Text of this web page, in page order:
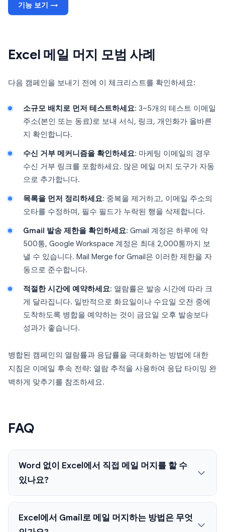
기능 보기 →
Excel 메일 머지 모범 사례
다음 캠페인을 보내기 전에 이 체크리스트를 확인하세요:
소규모 배치로 먼저 테스트하세요: 3~5개의 테스트 이메일
주소(본인 또는 동료)로 보내 서식, 링크, 개인화가 올바른
지 확인합니다.
수신 거부 메커니즘을 확인하세요: 마케팅 이메일의 경우
수신 거부 링크를 포함하세요. 많은 메일 머지 도구가 자동
으로 추가합니다.
목록을 먼저 정리하세요: 중복을 제거하고, 이메일 주소의
오타를 수정하며, 필수 필드가 누락된 행을 삭제합니다.
Gmail 발송 제한을 확인하세요: Gmail 계정은 하루에 약
500통, Google Workspace 계정은 최대 2,000통까지 보
낼 수 있습니다. Mail Merge for Gmail은 이러한 제한을 자
동으로 준수합니다.
적절한 시간에 예약하세요: 열람률은 발송 시간에 따라 크
게 달라집니다. 일반적으로 화요일이나 수요일 오전 중에
도착하도록 병합을 예약하는 것이 금요일 오후 발송보다
성과가 좋습니다.
병합된 캠페인의 열람률과 응답률을 극대화하는 방법에 대한
지침은 이메일 후속 전략: 열람 추적을 사용하여 응답 타이밍 완
벽하게 맞추기를 참조하세요.
FAQ
Word 없이 Excel에서 직접 메일 머지를 할 수
있나요?
Excel에서 Gmail로 메일 머지하는 방법은 무엇